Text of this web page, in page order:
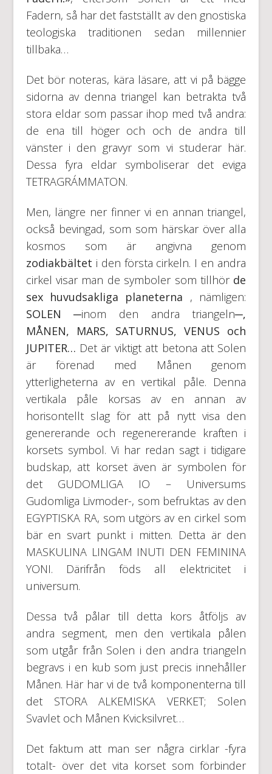
Fadern, så har det fastställt av den gnostiska
teologiska traditionen sedan millennier
tillbaka…
Det bör noteras, kära läsare, att vi på bägge
sidorna av denna triangel kan betrakta två
stora eldar som passar ihop med två andra:
de ena till höger och och de andra till
vänster i den gravyr som vi studerar här.
Dessa fyra eldar symboliserar det eviga
TETRAGRÁMMATON.
Men, längre ner finner vi en annan triangel,
också bevingad, som som härskar över alla
kosmos som är angivna genom
zodiakbältet i den första cirkeln. I en andra
cirkel visar man de symboler som tillhör de
sex huvudsakliga planeterna , nämligen:
SOLEN ─inom den andra triangeln─,
MÅNEN, MARS, SATURNUS, VENUS och
JUPITER… Det är viktigt att betona att Solen
är förenad med Månen genom
ytterligheterna av en vertikal påle. Denna
vertikala påle korsas av en annan av
horisontellt slag för att på nytt visa den
genererande och regenererande kraften i
korsets symbol. Vi har redan sagt i tidigare
budskap, att korset även är symbolen för
det GUDOMLIGA IO – Universums
Gudomliga Livmoder-, som befruktas av den
EGYPTISKA RA, som utgörs av en cirkel som
bär en svart punkt i mitten. Detta är den
MASKULINA LINGAM INUTI DEN FEMININA
YONI. Därifrån föds all elektricitet i
universum.
Dessa två pålar till detta kors åtföljs av
andra segment, men den vertikala pålen
som utgår från Solen i den andra triangeln
begravs i en kub som just precis innehåller
Månen. Här har vi de två komponenterna till
det STORA ALKEMISKA VERKET; Solen
Svavlet och Månen Kvicksilvret…
Det faktum att man ser några cirklar -fyra
totalt- över det vita korset som förbinder